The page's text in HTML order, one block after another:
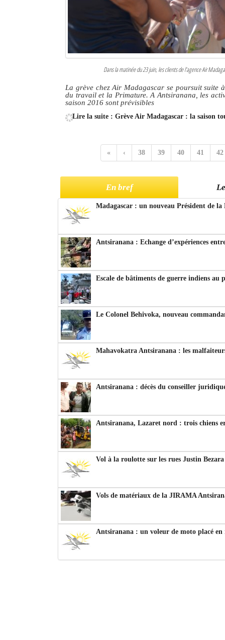
Dans la matinée du 23 juin, les clients de l’agence Air
La grève chez Air Madagascar se poursuit suite
du travail et la Primature. A Antsiranana, les
saison 2016 sont prévisibles
Lire la suite : Grève Air Madagascar : la saison
« ‹ 38 39 40 41 42
En bref
Madagascar : un nouveau Président de
Antsiranana : Echange d’expériences
Escale de bâtiments de guerre indiens au
Le Colonel Behivoka, nouveau
Mahavokatra Antsiranana : les
Antsiranana : décès du conseiller
Antsiranana, Lazaret nord : trois chiens
Vol à la roulotte sur les rues Justin
Vols de matériaux de la JIRAMA
Antsiranana : un voleur de moto placé en